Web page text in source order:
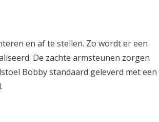
en af te stellen. Zo wordt er een
De zachte armsteunen zorgen
Bobby standaard geleverd met een